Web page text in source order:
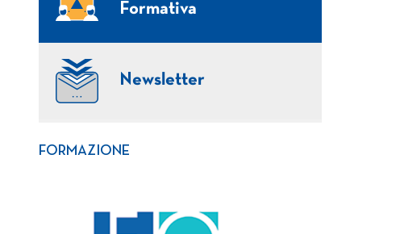
Formativa
Newsletter
FORMAZIONE